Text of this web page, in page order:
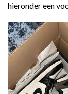
hieronder een